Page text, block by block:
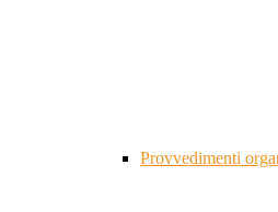
Provvedimenti